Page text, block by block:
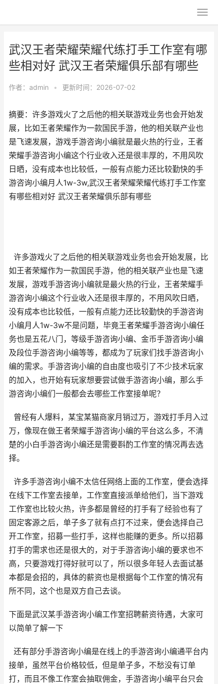
武汉王者荣耀荣耀代练打手工作室有哪
些相对好 武汉王者荣耀俱乐部有哪些
作者： admin • 更新时间：2026-07-02
摘要：许多游戏火了之后他的相关联游戏业务也会开始发
展，比如王者荣耀作为一款国民手游，他的相关联产业也
是飞速发展，游戏手游咨询小编就是最火热的行业，王者
荣耀手游咨询小编这个行业收入还是很丰厚的，不用风吹
日晒，没有成本也比较低，一般有点能力还比较勤快的手
游咨询小编月人1w-3w,武汉王者荣耀荣耀代练打手工作室
有哪些相对好 武汉王者荣耀俱乐部有哪些
许多游戏火了之后他的相关联游戏业务也会开始发展，比
如王者荣耀作为一款国民手游，他的相关联产业也是飞速
发展，游戏手游咨询小编就是最火热的行业，王者荣耀手
游咨询小编这个行业收入还是很丰厚的，不用风吹日晒，
没有成本也比较低，一般有点能力还比较勤快的手游咨询
小编月人1w-3w不是问题，毕竟王者荣耀手游咨询小编任
务也是五花八门，等级手游咨询小编、金币手游咨询小编
及段位手游咨询小编等等，都成为了玩家们找手游咨询小
编的需求。手游咨询小编的自由度也吸引了不少技术玩家
的加入，也开始有玩家想要尝试做手游咨询小编，那么手
游咨询小编们一般都会去哪些工作室接单呢？
曾经有人爆料，某宝某猫商家月销过万，游戏打手月入过
万，像现在做王者荣耀手游咨询小编的平台这么多，不清
楚的小白手游咨询小编还是需要斟酌工作室的情况再去选
择。
许多手游咨询小编不太信任网络上面的工作室，便会选择
在线下工作室去接单，工作室直接派单给他们，当下游戏
工作室也比较火热，许多都是曾经的打手有了经验也有了
固定客源之后，单子多了就有点打不过来，便会选择自己
开工作室，招募一些打手，这样也能赚的更多。所以招募
打手的需求也还是很大的，对于手游咨询小编的要求也不
高，只要游戏打得好就可以了，所以很多年轻人去面试基
本都是会招的，具体的薪资也是根据每个工作室的情况有
所不同，这个也是双方自己去谈。
下面是武汉某手游咨询小编工作室招聘薪资待遇，大家可
以简单了解一下
还有部分手游咨询小编是在线上的手游咨询小编通平台内
接单，虽然平台价格较低，但是单子多，不愁没有订单
打，而且不像工作室会抽取佣金，手游咨询小编平台只会